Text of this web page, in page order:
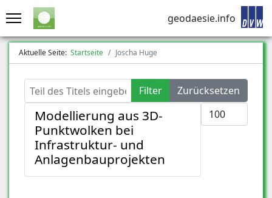
geodaesie.info
Aktuelle Seite: Startseite Joscha Huge
Teil des Titels eingeben Filter
Zurücksetzen
Anzeige #
Modellierung aus 3D-
Punktwolken bei
Infrastruktur- und
Anlagenbauprojekten